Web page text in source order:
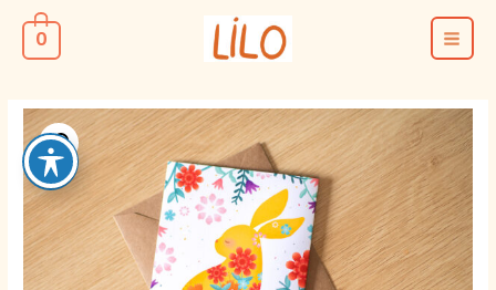
דילוג
MAIN
0